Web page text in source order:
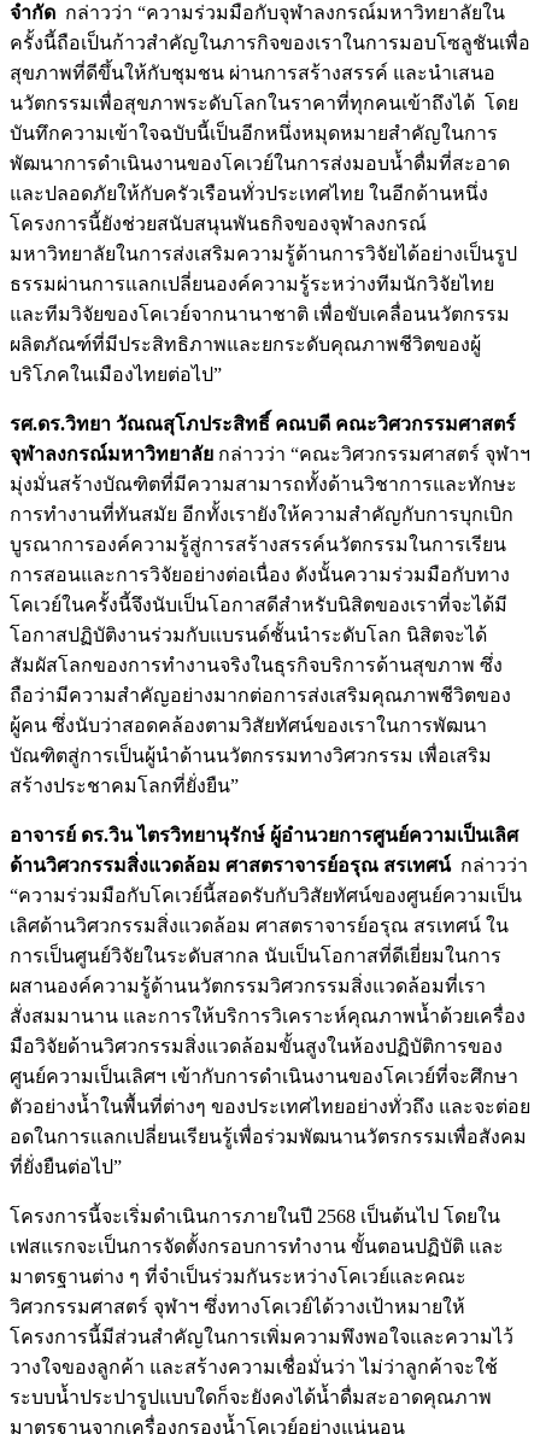
จำกัด กล่าวว่า “ความร่วมมือกับจุฬาลงกรณ์มหาวิทยาลัยใน
ครั้งนี้ถือเป็นก้าวสำคัญในภารกิจของเราในการมอบโซลูชันเพื่อ
สุขภาพที่ดีขึ้นให้กับชุมชน ผ่านการสร้างสรรค์ และนำเสนอ
นวัตกรรมเพื่อสุขภาพระดับโลกในราคาที่ทุกคนเข้าถึงได้ โดย
บันทึกความเข้าใจฉบับนี้เป็นอีกหนึ่งหมุดหมายสำคัญในการ
พัฒนาการดำเนินงานของโคเวย์ในการส่งมอบน้ำดื่มที่สะอาด
และปลอดภัยให้กับครัวเรือนทั่วประเทศไทย ในอีกด้านหนึ่ง
โครงการนี้ยังช่วยสนับสนุนพันธกิจของจุฬาลงกรณ์
มหาวิทยาลัยในการส่งเสริมความรู้ด้านการวิจัยได้อย่างเป็นรูป
ธรรมผ่านการแลกเปลี่ยนองค์ความรู้ระหว่างทีมนักวิจัยไทย
และทีมวิจัยของโคเวย์จากนานาชาติ เพื่อขับเคลื่อนนวัตกรรม
ผลิตภัณฑ์ที่มีประสิทธิภาพและยกระดับคุณภาพชีวิตของผู้
บริโภคในเมืองไทยต่อไป”
รศ.ดร.วิทยา วัณณสุโภประสิทธิ์ คณบดี คณะวิศวกรรมศาสตร์
จุฬาลงกรณ์มหาวิทยาลัย กล่าวว่า “คณะวิศวกรรมศาสตร์ จุฬาฯ
มุ่งมั่นสร้างบัณฑิตที่มีความสามารถทั้งด้านวิชาการและทักษะ
การทำงานที่ทันสมัย อีกทั้งเรายังให้ความสำคัญกับการบุกเบิก
บูรณาการองค์ความรู้สู่การสร้างสรรค์นวัตกรรมในการเรียน
การสอนและการวิจัยอย่างต่อเนื่อง ดังนั้นความร่วมมือกับทาง
โคเวย์ในครั้งนี้จึงนับเป็นโอกาสดีสำหรับนิสิตของเราที่จะได้มี
โอกาสปฏิบัติงานร่วมกับแบรนด์ชั้นนำระดับโลก นิสิตจะได้
สัมผัสโลกของการทำงานจริงในธุรกิจบริการด้านสุขภาพ ซึ่ง
ถือว่ามีความสำคัญอย่างมากต่อการส่งเสริมคุณภาพชีวิตของ
ผู้คน ซึ่งนับว่าสอดคล้องตามวิสัยทัศน์ของเราในการพัฒนา
บัณฑิตสู่การเป็นผู้นำด้านนวัตกรรมทางวิศวกรรม เพื่อเสริม
สร้างประชาคมโลกที่ยั่งยืน”
อาจารย์ ดร.วิน ไตรวิทยานุรักษ์ ผู้อำนวยการศูนย์ความเป็นเลิศ
ด้านวิศวกรรมสิ่งแวดล้อม ศาสตราจารย์อรุณ สรเทศน์ กล่าวว่า
“ความร่วมมือกับโคเวย์นี้สอดรับกับวิสัยทัศน์ของศูนย์ความเป็น
เลิศด้านวิศวกรรมสิ่งแวดล้อม ศาสตราจารย์อรุณ สรเทศน์ ใน
การเป็นศูนย์วิจัยในระดับสากล นับเป็นโอกาสที่ดีเยี่ยมในการ
ผสานองค์ความรู้ด้านนวัตกรรมวิศวกรรมสิ่งแวดล้อมที่เรา
สั่งสมมานาน และการให้บริการวิเคราะห์คุณภาพน้ำด้วยเครื่อง
มือวิจัยด้านวิศวกรรมสิ่งแวดล้อมขั้นสูงในห้องปฏิบัติการของ
ศูนย์ความเป็นเลิศฯ เข้ากับการดำเนินงานของโคเวย์ที่จะศึกษา
ตัวอย่างน้ำในพื้นที่ต่างๆ ของประเทศไทยอย่างทั่วถึง และจะต่อย
อดในการแลกเปลี่ยนเรียนรู้เพื่อร่วมพัฒนานวัตรกรรมเพื่อสังคม
ที่ยั่งยืนต่อไป”
โครงการนี้จะเริ่มดำเนินการภายในปี 2568 เป็นต้นไป โดยใน
เฟสแรกจะเป็นการจัดตั้งกรอบการทำงาน ขั้นตอนปฏิบัติ และ
มาตรฐานต่าง ๆ ที่จำเป็นร่วมกันระหว่างโคเวย์และคณะ
วิศวกรรมศาสตร์ จุฬาฯ ซึ่งทางโคเวย์ได้วางเป้าหมายให้
โครงการนี้มีส่วนสำคัญในการเพิ่มความพึงพอใจและความไว้
วางใจของลูกค้า และสร้างความเชื่อมั่นว่า ไม่ว่าลูกค้าจะใช้
ระบบน้ำประปารูปแบบใดก็จะยังคงได้น้ำดื่มสะอาดคุณภาพ
มาตรฐานจากเครื่องกรองน้ำโคเวย์อย่างแน่นอน